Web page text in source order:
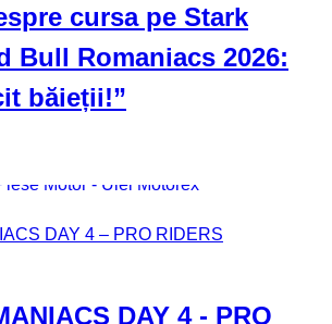
cursa pe Stark
Bull Romaniacs 2026:
băieții!”
DAY 4- PRO